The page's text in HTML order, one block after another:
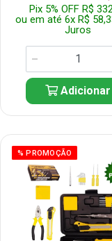
Pix 5% OFF R$
ou em até 6x R$
Juros
Adicionar
% PROMOÇÃO